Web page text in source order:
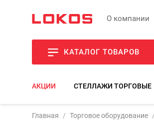
О компании
КАТАЛОГ ТОВАРОВ
АКЦИИ СТЕЛЛАЖИ ТОРГОВЫЕ
Главная Торговое оборудование